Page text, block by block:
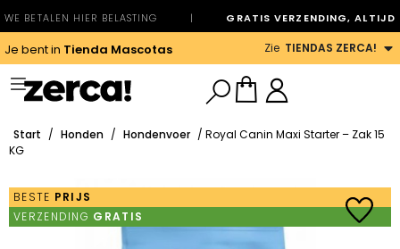
WE BETALEN HIER BELASTING | GRATIS VERZENDING, ALTIJD
Je bent in Tienda Mascotas Zie TIENDAS ZERCA!
Start / Honden / Hondenvoer / Royal Canin Maxi Starter – Zak 15
KG
BESTE PRIJS
VERZENDING GRATIS